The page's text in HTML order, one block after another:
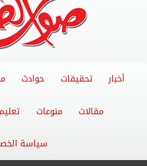
أخبار تحقيقات حوادث
مقالات منوعات تعليم
سياسة